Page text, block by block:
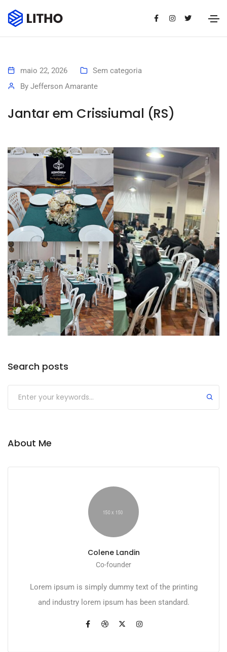
maio 22, 2026
Sem categoria
By Jefferson Amarante
Jantar em Crissiumal (RS)
Search posts
Submit
About Me
Colene Landin
Co-founder
Lorem ipsum is simply dummy text of the printing
and industry lorem ipsum has been standard.